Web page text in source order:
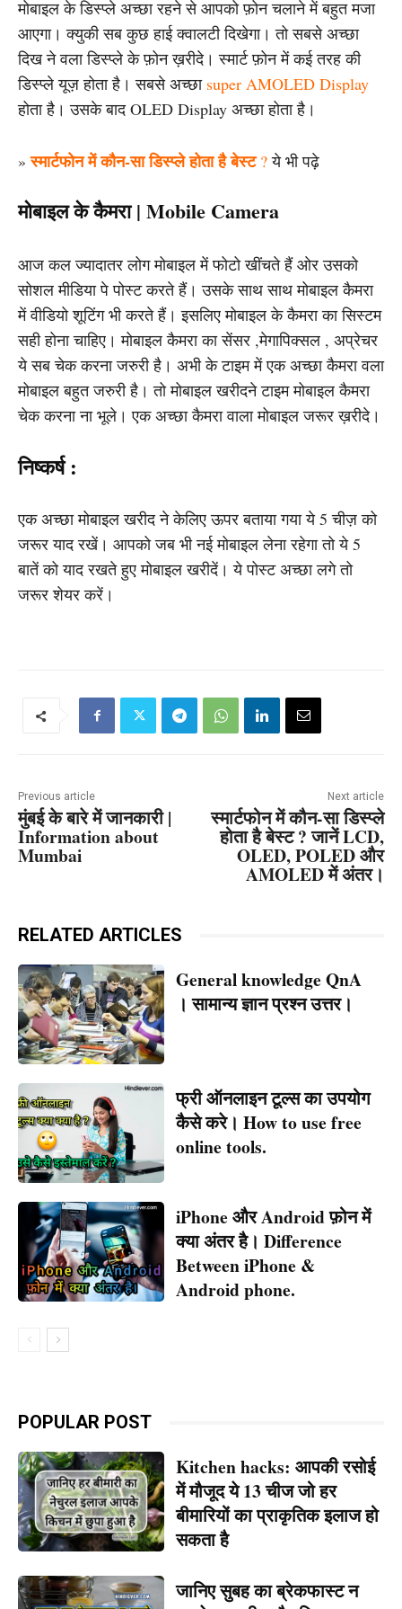
मोबाइल के डिस्प्ले अच्छा रहने से आपको फ़ोन चलाने में बहुत मजा
आएगा। क्युकी सब कुछ हाई क्वालटी दिखेगा। तो सबसे अच्छा
दिख ने वला डिस्प्ले के फ़ोन ख़रीदे। स्मार्ट फ़ोन में कई तरह की
डिस्प्ले यूज़ होता है। सबसे अच्छा super AMOLED Display
होता है। उसके बाद OLED Display अच्छा होता है।
»स्मार्टफोन में कौन-सा डिस्प्ले होता है बेस्ट?ये भी पढ़े
मोबाइल के कैमरा | Mobile Camera
आज कल ज्यादातर लोग मोबाइल में फोटो खींचते हैं ओर उसको
सोशल मीडिया पे पोस्ट करते हैं। उसके साथ साथ मोबाइल कैमरा
में वीडियो शूटिंग भी करते हैं। इसलिए मोबाइल के कैमरा का सिस्टम
सही होना चाहिए। मोबाइल कैमरा का सेंसर ,मेगापिक्सल , अप्रेचर
ये सब चेक करना जरुरी है। अभी के टाइम में एक अच्छा कैमरा वला
मोबाइल बहुत जरुरी है। तो मोबाइल खरीदने टाइम मोबाइल कैमरा
चेक करना ना भूले। एक अच्छा कैमरा वाला मोबाइल जरूर ख़रीदे।
निष्कर्ष :
एक अच्छा मोबाइल खरीद ने केलिए ऊपर बताया गया ये 5 चीज़ को
जरूर याद रखें। आपको जब भी नई मोबाइल लेना रहेगा तो ये 5
बातें को याद रखते हुए मोबाइल खरीदें। ये पोस्ट अच्छा लगे तो
जरूर शेयर करें।
Previous article
मुंबई के बारे में जानकारी |
Information about
Mumbai
Next article
स्मार्टफोन में कौन-सा डिस्प्ले
होता है बेस्ट ? जानें LCD,
OLED, POLED और
AMOLED में अंतर।
RELATED ARTICLES
General knowledge QnA
। सामान्य ज्ञान प्रश्न उत्तर।
फ्री ऑनलाइन टूल्स का उपयोग
कैसे करे। How to use free
online tools.
iPhone और Android फ़ोन में
क्या अंतर है। Difference
Between iPhone &
Android phone.
POPULAR POST
Kitchen hacks: आपकी रसोई
में मौजूद ये 13 चीज जो हर
बीमारियों का प्राकृतिक इलाज हो
सकता है
जानिए सुबह का ब्रेकफास्ट न